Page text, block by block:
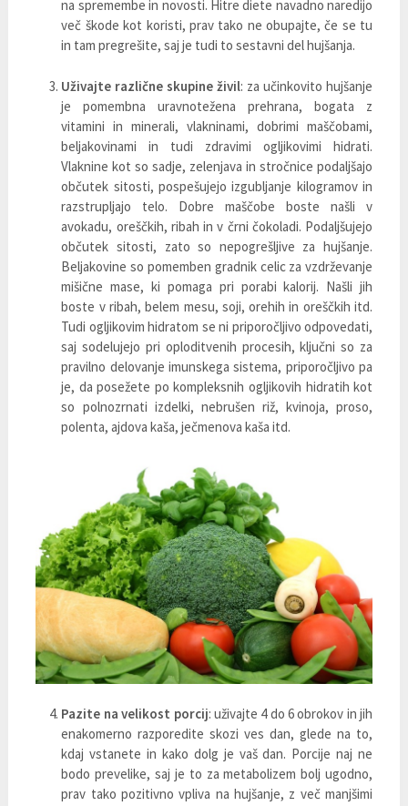
na spremembe in novosti. Hitre diete navadno naredijo
več škode kot koristi, prav tako ne obupajte, če se tu
in tam pregrešite, saj je tudi to sestavni del hujšanja.
Uživajte različne skupine živil: za učinkovito hujšanje
je pomembna uravnotežena prehrana, bogata z
vitamini in minerali, vlakninami, dobrimi maščobami,
beljakovinami in tudi zdravimi ogljikovimi hidrati.
Vlaknine kot so sadje, zelenjava in stročnice podaljšajo
občutek sitosti, pospešujejo izgubljanje kilogramov in
razstrupljajo telo. Dobre maščobe boste našli v
avokadu, oreščkih, ribah in v črni čokoladi. Podaljšujejo
občutek sitosti, zato so nepogrešljive za hujšanje.
Beljakovine so pomemben gradnik celic za vzdrževanje
mišične mase, ki pomaga pri porabi kalorij. Našli jih
boste v ribah, belem mesu, soji, orehih in oreščkih itd.
Tudi ogljikovim hidratom se ni priporočljivo odpovedati,
saj sodelujejo pri oploditvenih procesih, ključni so za
pravilno delovanje imunskega sistema, priporočljivo pa
je, da posežete po kompleksnih ogljikovih hidratih kot
so polnozrnati izdelki, nebrušen riž, kvinoja, proso,
polenta, ajdova kaša, ječmenova kaša itd.
Pazite na velikost porcij: uživajte 4 do 6 obrokov in jih
enakomerno razporedite skozi ves dan, glede na to,
kdaj vstanete in kako dolg je vaš dan. Porcije naj ne
bodo prevelike, saj je to za metabolizem bolj ugodno,
prav tako pozitivno vpliva na hujšanje, z več manjšimi